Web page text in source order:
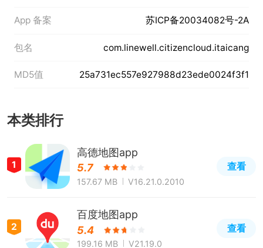
App 备案 苏ICP备20034082号-2A
包名 com.linewell.citizencloud.itaicang
MD5值 25a731ec557e927988d23ede0024f3f1
本类排行
1
高德地图app
5.7
157.67 MB V16.21.0.2010
查看
2
百度地图app
5.4
199.16 MB V21.19.0
查看